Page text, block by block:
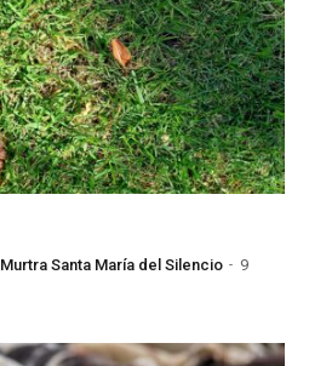
Murtra Santa María del Silencio
9